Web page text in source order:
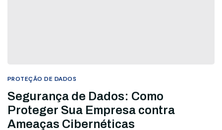
PROTEÇÃO DE DADOS
Segurança de Dados: Como
Proteger Sua Empresa contra
Ameaças Cibernéticas